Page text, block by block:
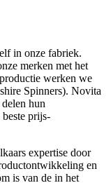
in onze fabriek.
merken met het
werken we
Spinners). Novita
hun
prijs-
expertise door
en
is van de in het